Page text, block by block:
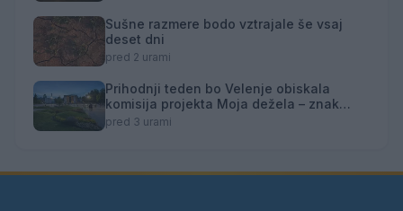
Sušne razmere bodo vztrajale še vsaj
deset dni
pred 2 urami
Prihodnji teden bo Velenje obiskala
komisija projekta Moja dežela – znak
gostoljubnosti
pred 3 urami